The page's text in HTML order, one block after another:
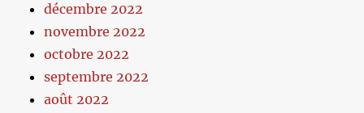
décembre 2022
novembre 2022
octobre 2022
septembre 2022
août 2022